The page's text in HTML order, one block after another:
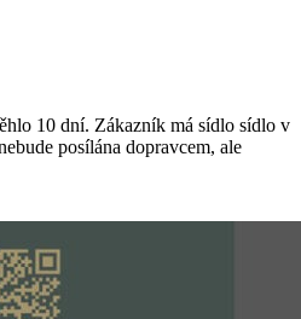
10 dní. Zákazník má sídlo sídlo v
posílána dopravcem, ale